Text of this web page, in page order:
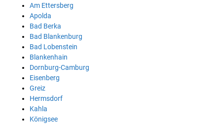
Am Ettersberg
Apolda
Bad Berka
Bad Blankenburg
Bad Lobenstein
Blankenhain
Dornburg-Camburg
Eisenberg
Greiz
Hermsdorf
Kahla
Königsee